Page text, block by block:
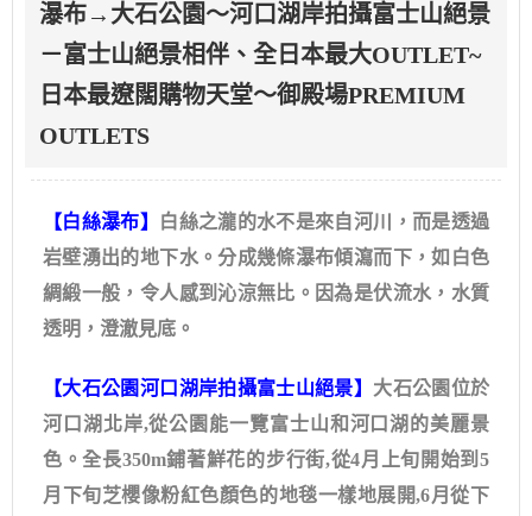
瀑布→大石公園～河口湖岸拍攝富士山絕景
－富士山絕景相伴、全日本最大OUTLET~
日本最遼闊購物天堂～御殿場PREMIUM
OUTLETS
【白絲瀑布】
白絲之瀧的水不是來自河川，而是透過
岩壁湧出的地下水。分成幾條瀑布傾瀉而下，如白色
綢緞一般，令人感到沁涼無比。因為是伏流水，水質
透明，澄澈見底。
【大石公園河口湖岸拍攝富士山絕景】 大石公園位於
河口湖北岸,從公園能一覽富士山和河口湖的美麗景
色。全長350m鋪著鮮花的步行街,從4月上旬開始到5
月下旬芝櫻像粉紅色顏色的地毯一樣地展開,6月從下